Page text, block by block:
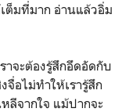
ต็มที่มาก อ่านแล้วอิ่ม
าจะต้องรู้สึกอึดอัดกับ
จื่อไม่ทำให้เรารู้สึก
ลีจากใจ แม้ปากจะ